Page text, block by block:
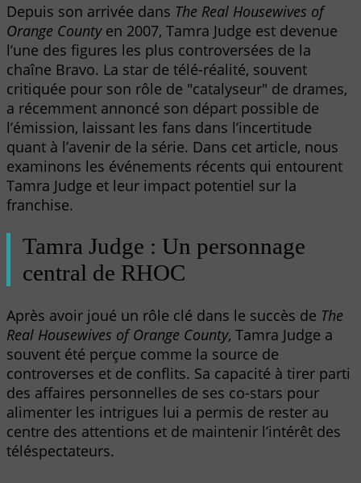
Depuis son arrivée dans The Real Housewives of
Orange Countyen 2007, Tamra Judge est devenue
l’une des figures les plus controversées de la
chaîne Bravo. La star de télé-réalité, souvent
critiquée pour son rôle de "catalyseur" de drames,
a récemment annoncé son départ possible de
l’émission, laissant les fans dans l’incertitude
quant à l’avenir de la série. Dans cet article, nous
examinons les événements récents qui entourent
Tamra Judge et leur impact potentiel sur la
franchise.
Tamra Judge : Un personnage
central de RHOC
Après avoir joué un rôle clé dans le succès de The
Real Housewives of Orange County, Tamra Judge a
souvent été perçue comme la source de
controverses et de conflits. Sa capacité à tirer parti
des affaires personnelles de ses co-stars pour
alimenter les intrigues lui a permis de rester au
centre des attentions et de maintenir l’intérêt des
téléspectateurs.